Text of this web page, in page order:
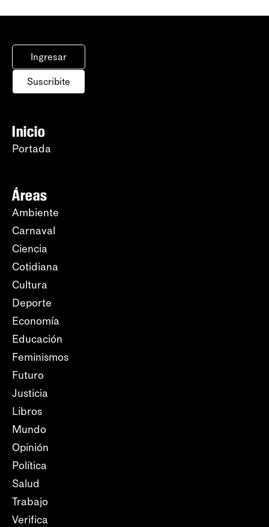
Ingresar
Suscribite
Inicio
Portada
Áreas
Ambiente
Carnaval
Ciencia
Cotidiana
Cultura
Deporte
Economía
Educación
Feminismos
Futuro
Justicia
Libros
Mundo
Opinión
Política
Salud
Trabajo
Verifica